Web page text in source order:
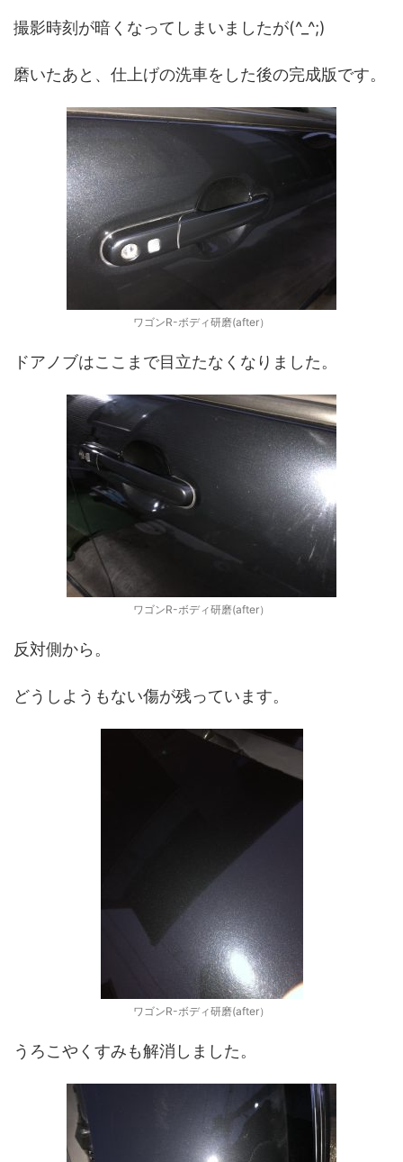
撮影時刻が暗くなってしまいましたが(^_^;)
磨いたあと、仕上げの洗車をした後の完成版です。
ワゴンR-ボディ研磨(after）
ドアノブはここまで目立たなくなりました。
ワゴンR-ボディ研磨(after）
反対側から。
どうしようもない傷が残っています。
ワゴンR-ボディ研磨(after）
うろこやくすみも解消しました。